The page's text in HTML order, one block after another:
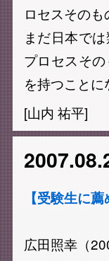
ロセスその
まだ日本で
プロセスそ
を持つことに
[山内 祐平]
【受験生に
広田照幸（